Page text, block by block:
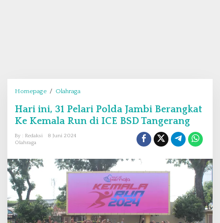
Homepage / Olahraga
r
i
,
3
a
Hari ini, 31 Pelari Polda Jambi Berangkat
Ke Kemala Run di ICE BSD Tangerang
By : Redaksi
8 Juni 2024
Olahraga